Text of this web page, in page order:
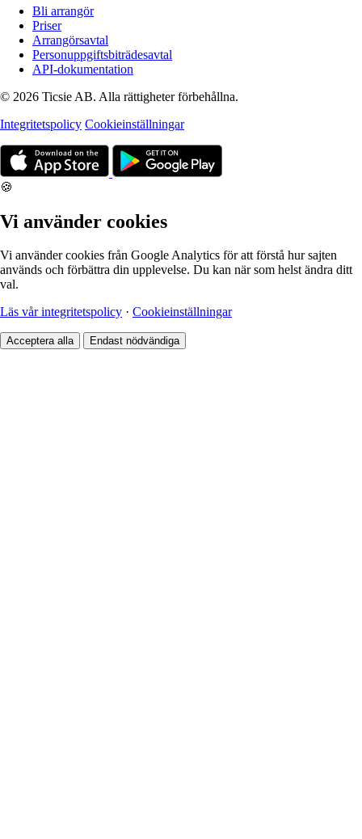
Bli arrangör
Priser
Arrangörsavtal
Personuppgiftsbiträdesavtal
API-dokumentation
© 2026 Ticsie AB. Alla rättigheter förbehållna.
Integritetspolicy Cookieinställningar
🍪
Vi använder cookies
Vi använder cookies från Google Analytics för att förstå hur sajten
används och förbättra din upplevelse. Du kan när som helst ändra ditt
val.
Läs vår integritetspolicy · Cookieinställningar
Acceptera alla Endast nödvändiga